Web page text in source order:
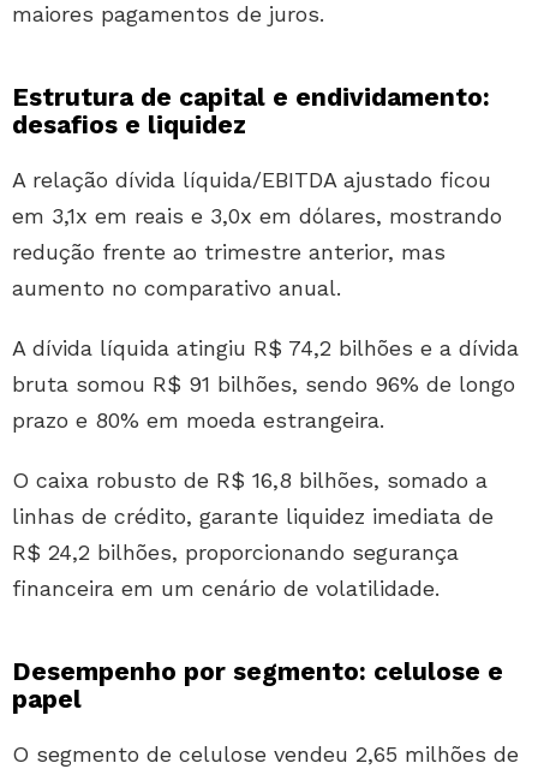
maiores pagamentos de juros.
Estrutura de capital e endividamento:
desafios e liquidez
A relação dívida líquida/EBITDA ajustado ficou
em 3,1x em reais e 3,0x em dólares, mostrando
redução frente ao trimestre anterior, mas
aumento no comparativo anual.
A dívida líquida atingiu R$ 74,2 bilhões e a dívida
bruta somou R$ 91 bilhões, sendo 96% de longo
prazo e 80% em moeda estrangeira.
O caixa robusto de R$ 16,8 bilhões, somado a
linhas de crédito, garante liquidez imediata de
R$ 24,2 bilhões, proporcionando segurança
financeira em um cenário de volatilidade.
Desempenho por segmento: celulose e
papel
O segmento de celulose vendeu 2,65 milhões de